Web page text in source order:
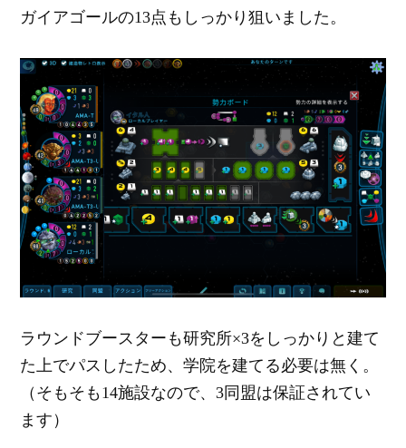
ガイアゴールの13点もしっかり狙いました。
ラウンドブースターも研究所×3をしっかりと建て
た上でパスしたため、学院を建てる必要は無く。
（そもそも14施設なので、3同盟は保証されてい
ます）